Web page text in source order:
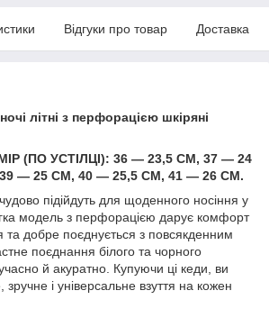
Відгуки про товар Доставка
літні з перфорацією шкіряні
(ПО УСТІЛЦІ): 36 — 23,5 СМ, 37 — 24
— 25 СМ, 40 — 25,5 СМ, 41 — 26 СМ.
підійдуть для щоденного носіння у
модель з перфорацією дарує комфорт
та добре поєднується з повсякденним
поєднання білого та чорного
й акуратно. Купуючи ці кеди, ви
і універсальне взуття на кожен